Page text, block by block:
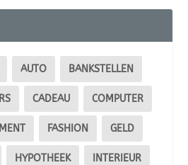
AUTO BANKSTELLEN
CADEAU COMPUTER
FASHION GELD
HYPOTHEEK INTERIEUR